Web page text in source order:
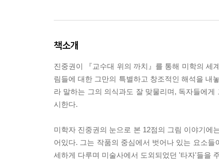
책소개
진중권이 『교수대 위의 까치』를 통해 미학의 세
림들에 대한 그만의 특별하고 창조적인 해석을 내
라 말하는 그의 의식과도 잘 맞물리며, 독자들에
시한다.
미학자 진중권의 눈으로 본 12점의 그림 이야기에
어있다. 그는 작품의 중심에서 벗어나 있는 요소
세하게 다루며 미술사에서 도외되었던 '타자'들을